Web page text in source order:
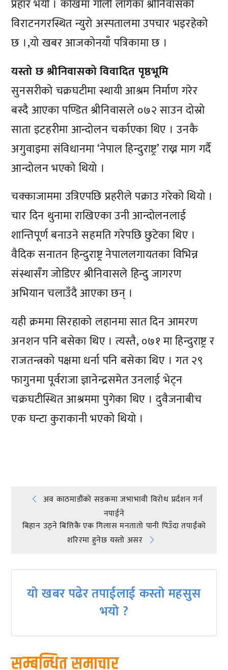
प्रहार भयो । कोखमा गोली लागेका श्रीनिवासको
विराटनगरस्थित न्युरो अस्पतालमा उपचार भइरहेको
छ ।,यो खबर आजकोनयाँ पत्रिकामा छ ।
यस्तो छ श्रीनिवासको विवादित पृष्ठभूमि
सुनसरीको चक्रघटीमा स्थायी आश्रम निर्माण गरेर
बस्दै आएका पण्डित श्रीनिवासले ०७२ साउन दोस्रो
साता इटहरीमा आन्दोलन चर्काएका थिए । उनकै
अगुवाइमा संविधानमा ‘नेपाल हिन्दुराष्ट्र’ राख्न माग गर्दै
आन्दोलन भएको थियो ।
चक्काजाममा उत्रिएपछि प्रहरीले पक्राउ गरेको थियो ।
चार दिन थुनामा राखिएका उनी आन्दोलनलाई
शान्तिपूर्ण बनाउने सहमति गरेपछि छुटेका थिए ।
वैदिक सनातन हिन्दुराष्ट्र नेपाललगायतका विभिन्न
संस्थासँग जोडिएर श्रीनिवासले हिन्दु जागरण
अभियान चलाउँदै आएका छन् ।
यही क्रममा सिरहाको लहानमा सात दिन आमरण
अनशन पनि बसेका थिए । त्यस्तै, ०७१ मा हिन्दुराष्ट्र र
राजतन्त्रको पक्षमा धर्ना पनि बसेका थिए । गत २९
फागुनमा पूर्वराजा ज्ञानेन्द्रसमेत उनलाई भेट्न
चक्रघटीस्थित आश्रममा पुगेका थिए । दुवैजनाबीच
एक घन्टा कुराकानी भएको थियो ।
Post
navigation
अव काठमाडौंको सडकमा जभाभावी विरोध प्रर्दशन गर्न
नपाईने
बिहान उठ्ने बित्तिकै एक गिलास मनतातो पानी पिउँदा तपाईंको
शरिरमा हुनेछ यस्तो असर
यो खबर पढेर तपाईलाई कस्तो महसुस
भयो ?
सम्बन्धित समाचार